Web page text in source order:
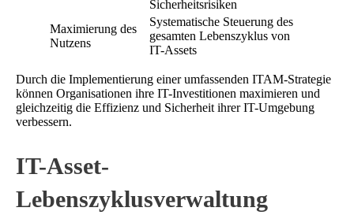
Sicherheitsrisiken
Maximierung des
Nutzens
Systematische Steuerung des
gesamten Lebenszyklus von
IT-Assets
Durch die Implementierung einer umfassenden ITAM-Strategie
können Organisationen ihre IT-Investitionen maximieren und
gleichzeitig die Effizienz und Sicherheit ihrer IT-Umgebung
verbessern.
IT-Asset-
Lebenszyklusverwaltung